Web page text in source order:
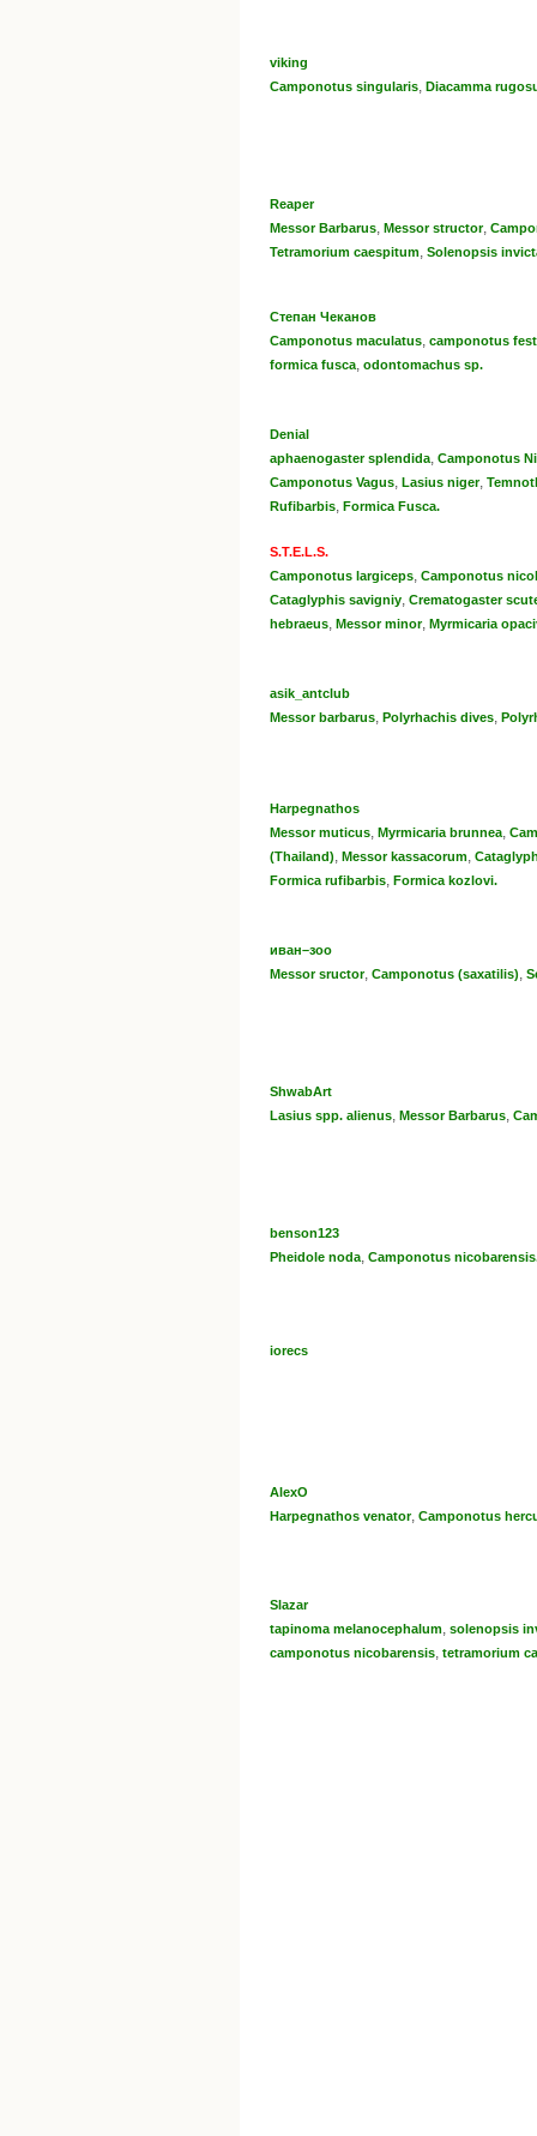
viking
Camponotus singularis, Diacamma
Reaper
Messor Barbarus, Messor structor,
Tetramorium caespitum, Solenopsis
Степан Чеканов
Camponotus maculatus, camponotus
formica fusca, odontomachus sp.
Denial
aphaenogaster splendida, Camponotus
Camponotus Vagus, Lasius niger,
Rufibarbis, Formica Fusca.
S.T.E.L.S.
Camponotus largiceps, Camponotus
Cataglyphis savigniy, Crematogaster
hebraeus, Messor minor, Myrmicaria
asik_antclub
Messor barbarus, Polyrhachis dives,
Harpegnathos
Messor muticus, Myrmicaria brunnea,
(Thailand), Messor kassacorum,
Formica rufibarbis, Formica kozlovi.
иван–зоо
Messor sructor, Camponotus (saxatilis),
ShwabArt
Lasius spp. alienus, Messor Barbarus,
benson123
Pheidole noda, Camponotus
iorecs
AlexO
Harpegnathos venator, Camponotus
Slazar
tapinoma melanocephalum, solenopsis
camponotus nicobarensis, tetramorium